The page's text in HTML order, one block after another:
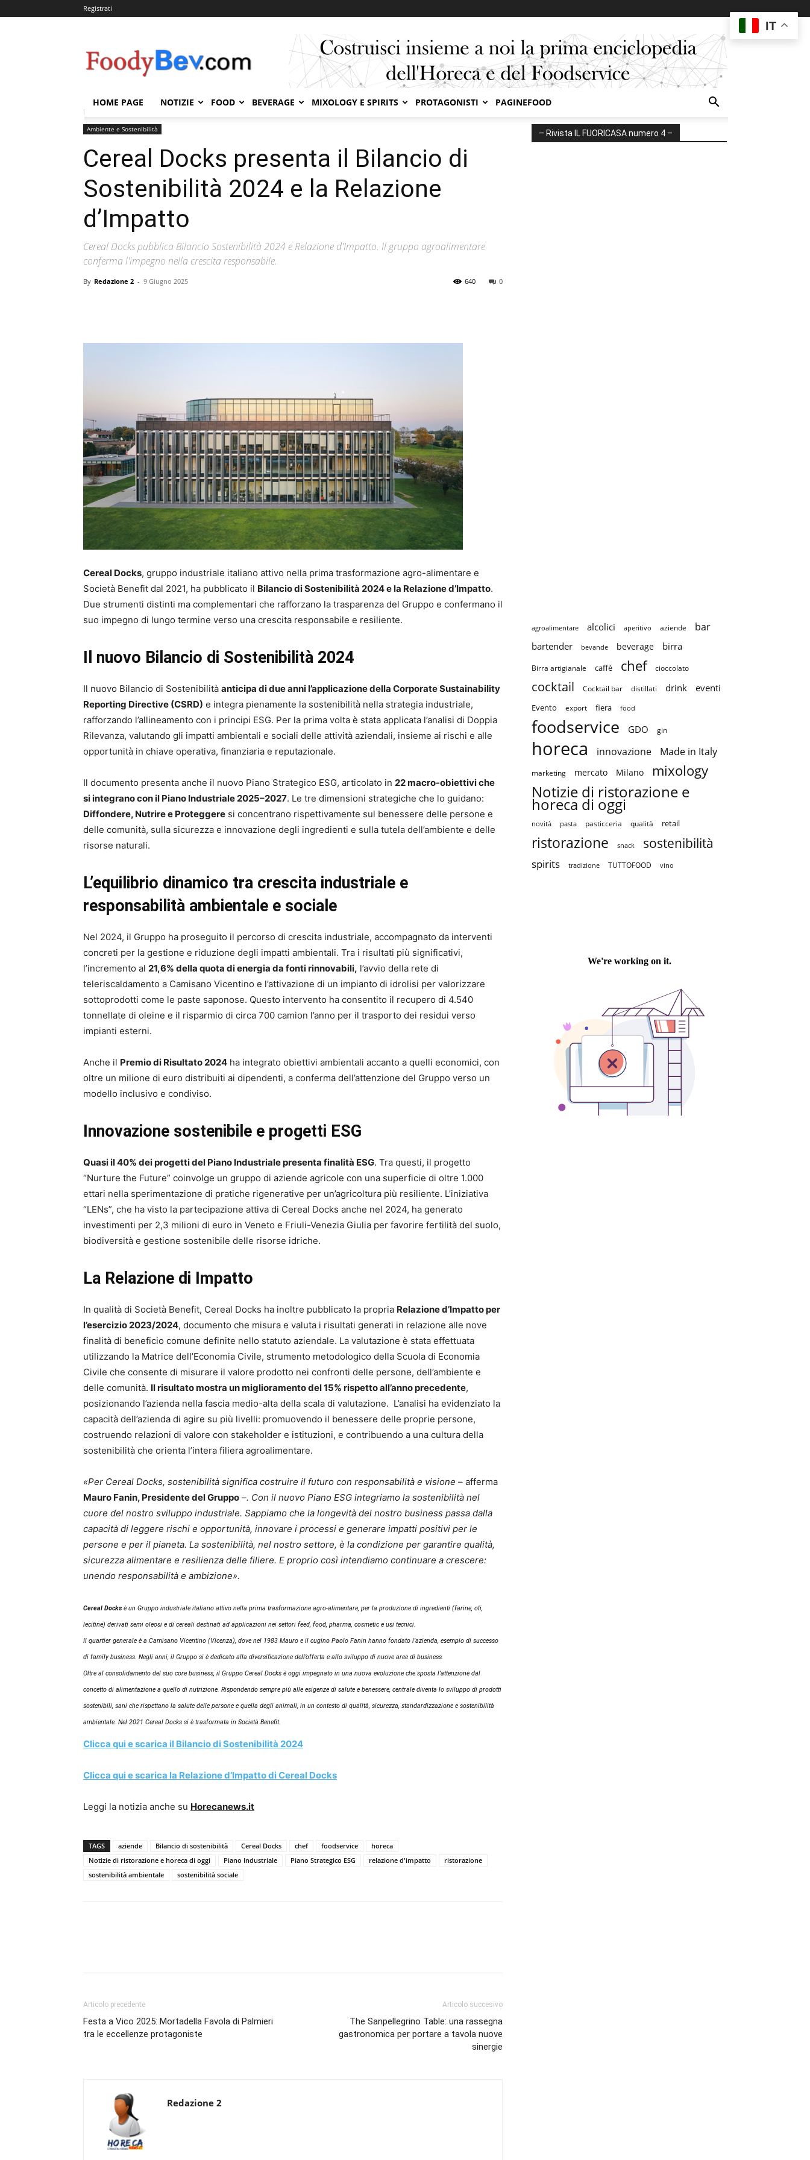
Registrati
HOME PAGE NOTIZIE FOOD BEVERAGE MIXOLOGY E SPIRITS PROTAGONISTI PAGINEFOOD
Home
Ambiente e Sostenibilità
Cereal Docks presenta il Bilancio di
Sostenibilità 2024 e la Relazione
d’Impatto
Cereal Docks pubblica Bilancio Sostenibilità 2024 e Relazione d'Impatto. Il gruppo agroalimentare
conferma l'impegno nella crescita responsabile.
By Redazione 2 - 9 Giugno 2025 0
640
Cereal Docks, gruppo industriale italiano attivo nella prima trasformazione agro-alimentare e
Società Benefit dal 2021, ha pubblicato il Bilancio di Sostenibilità 2024 e la Relazione d’Impatto.
Due strumenti distinti ma complementari che rafforzano la trasparenza del Gruppo e confermano il
suo impegno di lungo termine verso una crescita responsabile e resiliente.
Il nuovo Bilancio di Sostenibilità 2024
Il nuovo Bilancio di Sostenibilità anticipa di due anni l’applicazione della Corporate Sustainability
Reporting Directive (CSRD) e integra pienamente la sostenibilità nella strategia industriale,
rafforzando l’allineamento con i principi ESG. Per la prima volta è stata applicata l’analisi di Doppia
Rilevanza, valutando gli impatti ambientali e sociali delle attività aziendali, insieme ai rischi e alle
opportunità in chiave operativa, finanziaria e reputazionale.
Il documento presenta anche il nuovo Piano Strategico ESG, articolato in 22 macro-obiettivi che
si integrano con il Piano Industriale 2025–2027. Le tre dimensioni strategiche che lo guidano:
Diffondere, Nutrire e Proteggere si concentrano rispettivamente sul benessere delle persone e
delle comunità, sulla sicurezza e innovazione degli ingredienti e sulla tutela dell’ambiente e delle
risorse naturali.
L’equilibrio dinamico tra crescita industriale e
responsabilità ambientale e sociale
Nel 2024, il Gruppo ha proseguito il percorso di crescita industriale, accompagnato da interventi
concreti per la gestione e riduzione degli impatti ambientali. Tra i risultati più significativi,
l’incremento al 21,6% della quota di energia da fonti rinnovabili, l’avvio della rete di
teleriscaldamento a Camisano Vicentino e l’attivazione di un impianto di idrolisi per valorizzare
sottoprodotti come le paste saponose. Questo intervento ha consentito il recupero di 4.540
tonnellate di oleine e il risparmio di circa 700 camion l’anno per il trasporto dei residui verso
impianti esterni.
Anche il Premio di Risultato 2024 ha integrato obiettivi ambientali accanto a quelli economici, con
oltre un milione di euro distribuiti ai dipendenti, a conferma dell’attenzione del Gruppo verso un
modello inclusivo e condiviso.
Innovazione sostenibile e progetti ESG
Quasi il 40% dei progetti del Piano Industriale presenta finalità ESG. Tra questi, il progetto
“Nurture the Future” coinvolge un gruppo di aziende agricole con una superficie di oltre 1.000
ettari nella sperimentazione di pratiche rigenerative per un’agricoltura più resiliente. L’iniziativa
“LENs”, che ha visto la partecipazione attiva di Cereal Docks anche nel 2024, ha generato
investimenti per 2,3 milioni di euro in Veneto e Friuli-Venezia Giulia per favorire fertilità del suolo,
biodiversità e gestione sostenibile delle risorse idriche.
La Relazione di Impatto
In qualità di Società Benefit, Cereal Docks ha inoltre pubblicato la propria Relazione d’Impatto per
l’esercizio 2023/2024, documento che misura e valuta i risultati generati in relazione alle nove
finalità di beneficio comune definite nello statuto aziendale. La valutazione è stata effettuata
utilizzando la Matrice dell’Economia Civile, strumento metodologico della Scuola di Economia
Civile che consente di misurare il valore prodotto nei confronti delle persone, dell’ambiente e
delle comunità. Il risultato mostra un miglioramento del 15% rispetto all’anno precedente,
posizionando l’azienda nella fascia medio-alta della scala di valutazione. L’analisi ha evidenziato la
capacità dell’azienda di agire su più livelli: promuovendo il benessere delle proprie persone,
costruendo relazioni di valore con stakeholder e istituzioni, e contribuendo a una cultura della
sostenibilità che orienta l’intera filiera agroalimentare.
«Per Cereal Docks, sostenibilità significa costruire il futuro con responsabilità e visione – afferma
Mauro Fanin, Presidente del Gruppo –. Con il nuovo Piano ESG integriamo la sostenibilità nel
cuore del nostro sviluppo industriale. Sappiamo che la longevità del nostro business passa dalla
capacità di leggere rischi e opportunità, innovare i processi e generare impatti positivi per le
persone e per il pianeta. La sostenibilità, nel nostro settore, è la condizione per garantire qualità,
sicurezza alimentare e resilienza delle filiere. E proprio così intendiamo continuare a crescere:
unendo responsabilità e ambizione».
Cereal Docks è un Gruppo industriale italiano attivo nella prima trasformazione agro-alimentare, per la produzione di ingredienti (farine, oli,
lecitine) derivati semi oleosi e di cereali destinati ad applicazioni nei settori feed, food, pharma, cosmetic e usi tecnici.
Il quartier generale è a Camisano Vicentino (Vicenza), dove nel 1983 Mauro e il cugino Paolo Fanin hanno fondato l’azienda, esempio di successo
di family business. Negli anni, il Gruppo si è dedicato alla diversificazione dell’offerta e allo sviluppo di nuove aree di business.
Oltre al consolidamento del suo core business, il Gruppo Cereal Docks è oggi impegnato in una nuova evoluzione che sposta l’attenzione dal
concetto di alimentazione a quello di nutrizione. Rispondendo sempre più alle esigenze di salute e benessere, centrale diventa lo sviluppo di prodotti
sostenibili, sani che rispettano la salute delle persone e quella degli animali, in un contesto di qualità, sicurezza, standardizzazione e sostenibilità
ambientale. Nel 2021 Cereal Docks si è trasformata in Società Benefit.
Clicca qui e scarica il Bilancio di Sostenibilità 2024
Clicca qui e scarica la Relazione d’Impatto di Cereal Docks
Leggi la notizia anche su Horecanews.it
TAGS aziende Bilancio di sostenibilità Cereal Docks chef foodservice
horeca
Notizie di ristorazione e horeca di oggi
Piano Industriale Piano Strategico ESG relazione d'impatto
ristorazione
sostenibilità ambientale
sostenibilità sociale
Articolo precedente
Festa a Vico 2025: Mortadella Favola di Palmieri
tra le eccellenze protagoniste
Articolo succesivo
The Sanpellegrino Table: una rassegna
gastronomica per portare a tavola nuove
sinergie
Redazione 2
– Rivista IL FUORICASA numero 4 –
agroalimentare alcolici aperitivo aziende bar
bartender bevande beverage birra
Birra artigianale caffè chef cioccolato
cocktail Cocktail bar distillati drink eventi
Evento export fiera food
foodservice GDO gin
horeca innovazione Made in Italy
marketing mercato Milano mixology
Notizie di ristorazione e
horeca di oggi
novità pasta pasticceria qualità retail
ristorazione snack sostenibilità
spirits tradizione TUTTOFOOD vino
IT